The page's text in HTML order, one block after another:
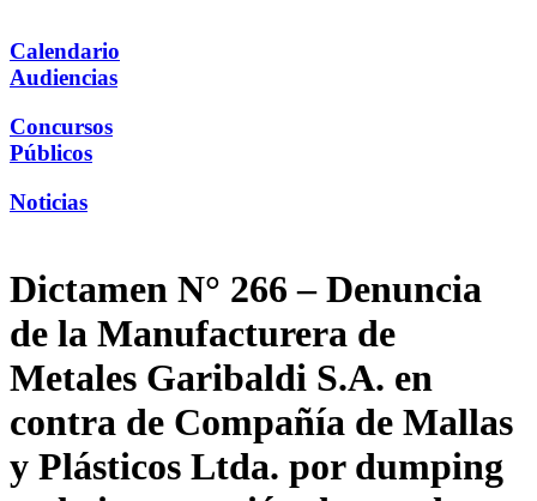
Calendario
Audiencias
Concursos
Públicos
Noticias
Dictamen N° 266 – Denuncia
de la Manufacturera de
Metales Garibaldi S.A. en
contra de Compañía de Mallas
y Plásticos Ltda. por dumping